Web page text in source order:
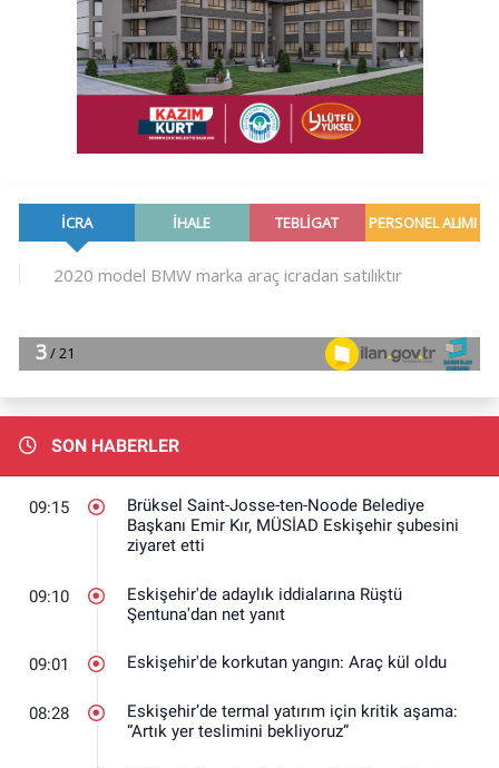
SON HABERLER
09:15
Brüksel Saint-Josse-ten-Noode Belediye
Başkanı Emir Kır, MÜSİAD Eskişehir şubesini
ziyaret etti
09:10
Eskişehir'de adaylık iddialarına Rüştü
Şentuna'dan net yanıt
09:01 Eskişehir'de korkutan yangın: Araç kül oldu
08:28
Eskişehir’de termal yatırım için kritik aşama:
“Artık yer teslimini bekliyoruz”